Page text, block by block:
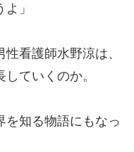
」
看護師水野涼は、
ていくのか。
を知る物語にもなっ